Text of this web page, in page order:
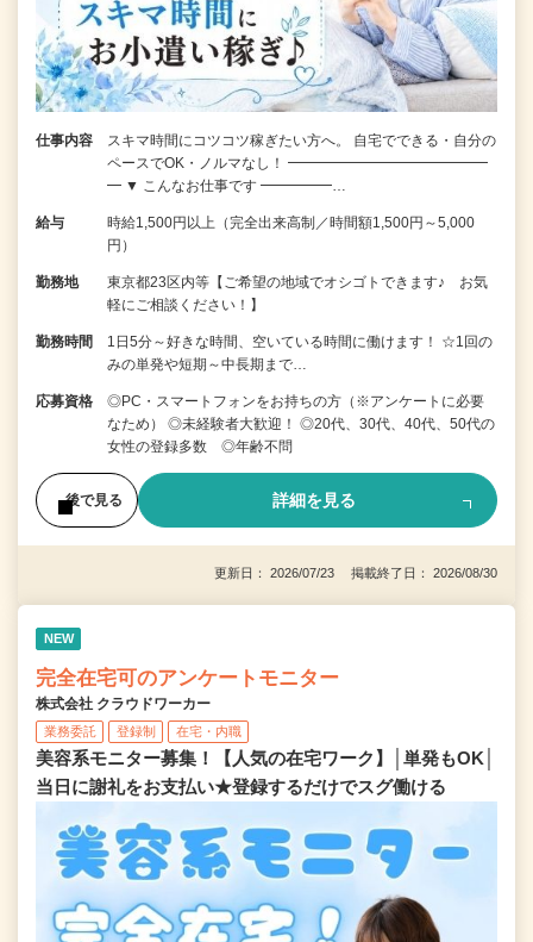
仕事内容
スキマ時間にコツコツ稼ぎたい方へ。 自宅でできる・自分の
ペースでOK・ノルマなし！ ━━━━━━━━━━━━━━
━ ▼ こんなお仕事です ━━━━━…
給与
時給1,500円以上（完全出来高制／時間額1,500円～5,000
円）
勤務地
東京都23区内等【ご希望の地域でオシゴトできます♪ お気
軽にご相談ください！】
勤務時間
1日5分～好きな時間、空いている時間に働けます！ ☆1回の
みの単発や短期～中長期まで…
応募資格
◎PC・スマートフォンをお持ちの方（※アンケートに必要
なため） ◎未経験者大歓迎！ ◎20代、30代、40代、50代の
女性の登録多数 ◎年齢不問
後で見る 詳細を見る
更新日： 2026/07/23 掲載終了日： 2026/08/30
NEW
完全在宅可のアンケートモニター
株式会社 クラウドワーカー
業務委託 登録制 在宅・内職
美容系モニター募集！【人気の在宅ワーク】│単発もOK│
当日に謝礼をお支払い★登録するだけでスグ働ける